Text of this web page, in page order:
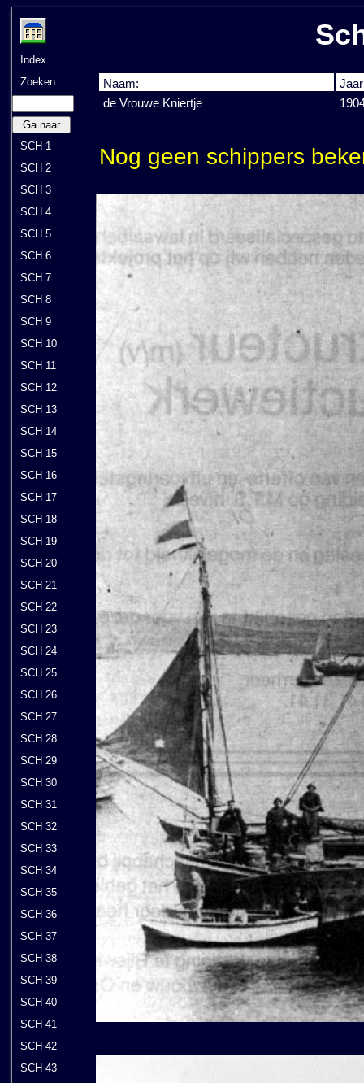
Index
Zoeken
Ga naar
SCH 1
SCH 2
SCH 3
SCH 4
SCH 5
SCH 6
SCH 7
SCH 8
SCH 9
SCH 10
SCH 11
SCH 12
SCH 13
SCH 14
SCH 15
SCH 16
SCH 17
SCH 18
SCH 19
SCH 20
SCH 21
SCH 22
SCH 23
SCH 24
SCH 25
SCH 26
SCH 27
SCH 28
SCH 29
SCH 30
SCH 31
SCH 32
SCH 33
SCH 34
SCH 35
SCH 36
SCH 37
SCH 38
SCH 39
SCH 40
SCH 41
SCH 42
SCH 43
Naam:
de Vrouwe Kniertje
Nog geen schippers